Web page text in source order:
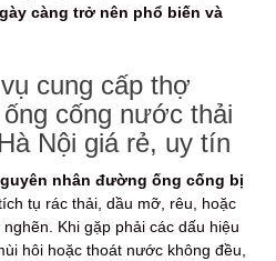
càng trở nên phổ biến và
cung cấp thợ
cống nước thải
Nội giá rẻ, uy tín
nhân đường ống cống bị
tụ rác thải, dầu mỡ, rêu, hoặc
Khi gặp phải các dấu hiệu
hôi hoặc thoát nước không đều,